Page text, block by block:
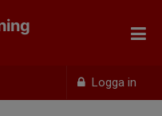
Logga in